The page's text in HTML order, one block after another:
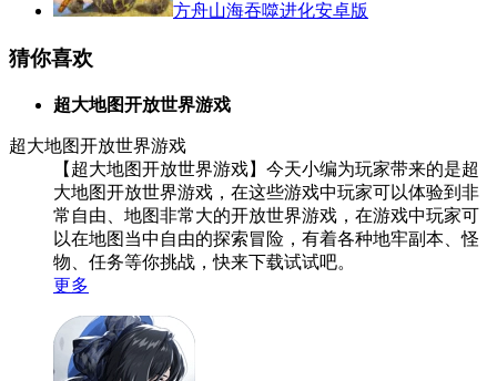
方舟山海吞噬进化安卓版
猜你喜欢
超大地图开放世界游戏
超大地图开放世界游戏
【超大地图开放世界游戏】今天小编为玩家带来的是超
大地图开放世界游戏，在这些游戏中玩家可以体验到非
常自由、地图非常大的开放世界游戏，在游戏中玩家可
以在地图当中自由的探索冒险，有着各种地牢副本、怪
物、任务等你挑战，快来下载试试吧。
更多